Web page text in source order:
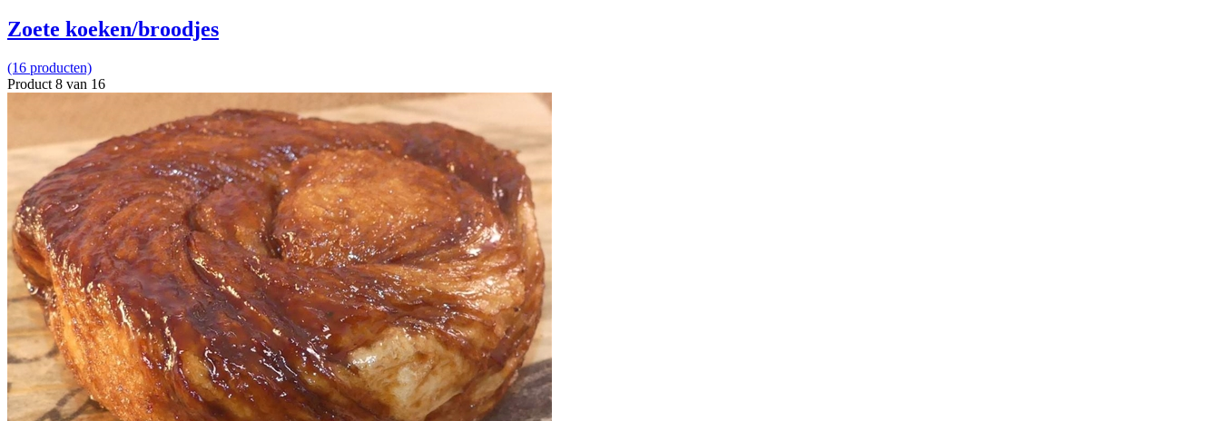
Zoete koeken/broodjes
(16 producten)
Product 8 van 16